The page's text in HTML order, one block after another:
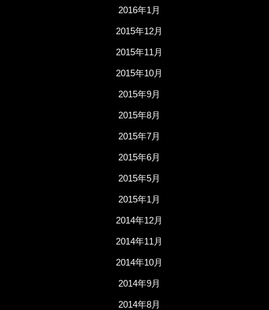
2016年1月
2015年12月
2015年11月
2015年10月
2015年9月
2015年8月
2015年7月
2015年6月
2015年5月
2015年1月
2014年12月
2014年11月
2014年10月
2014年9月
2014年8月